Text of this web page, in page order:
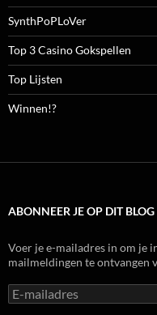
SynthPoPLoVer
Top 3 Casino Gokspellen
Top Lijsten
Winnen!?
ABONNEER JE OP DIT
Voer je e-mailadres in om je
mailmeldingen te ontvangen
E-
mailadres